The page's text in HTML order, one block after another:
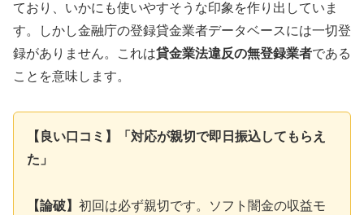
ており、いかにも使いやすそうな印象を作り出していま
す。しかし金融庁の登録貸金業者データベースには一切登
録がありません。これは貸金業法違反の無登録業者である
ことを意味します。
【良い口コミ】「対応が親切で即日振込してもらえ
た」
【論破】 初回は必ず親切です。ソフト闇金の収益モ